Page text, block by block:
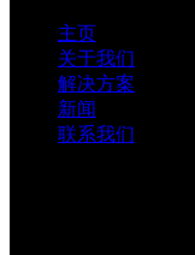
主页
关于我们
解决方案
新闻
联系我们